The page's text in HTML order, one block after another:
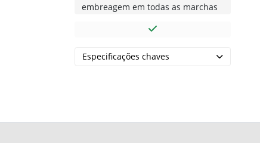
embreagem em todas as marchas
Especificações chaves